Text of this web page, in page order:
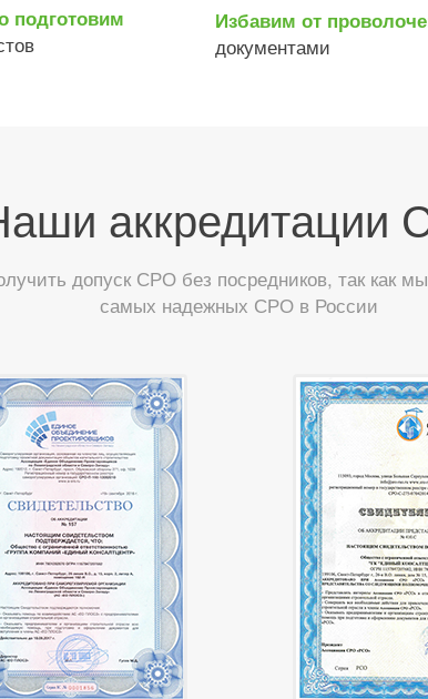
подготовим Избавим от
документами
аккредитации
допуск СРО без посредников, так как
самых надежных СРО в России